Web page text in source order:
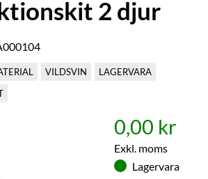
2 djur
VILDSVIN
LAGERVARA
0,00 kr
Exkl. moms
Lagervara